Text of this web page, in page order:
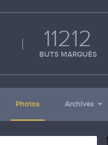
11212
BUTS MARQUÉS
Photos Archives